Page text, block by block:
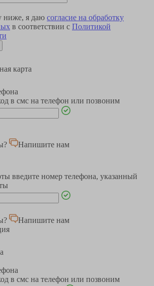
ниже, я даю согласие на обработку
в соответствии с Политикой
карта
в смс на телефон или позвоним
Напишите нам
введите номер телефона, указанный
Напишите нам
в смс на телефон или позвоним